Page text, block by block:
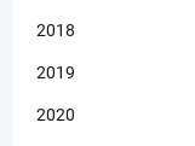
2018
2019
2020